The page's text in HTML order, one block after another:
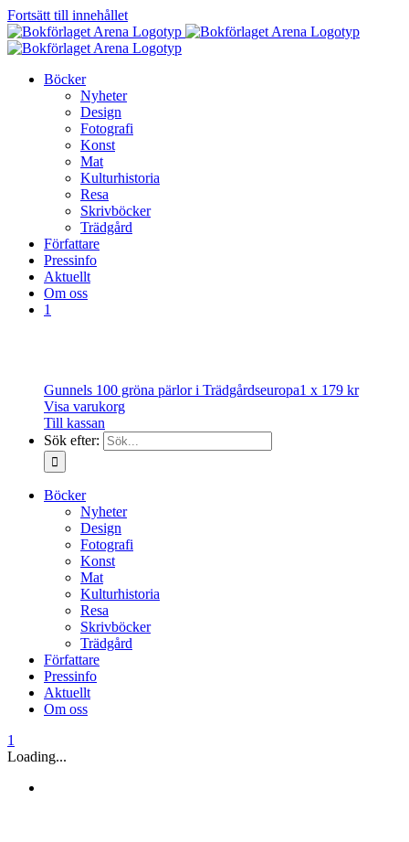
Fortsätt till innehållet
Böcker
Nyheter
Design
Fotografi
Konst
Mat
Kulturhistoria
Resa
Skrivböcker
Trädgård
Författare
Pressinfo
Aktuellt
Om oss
1
Gunnels 100 gröna pärlor i Trädgårdseuropa1 x 179 kr
Visa varukorg
Till kassan
Sök efter:
Böcker
Nyheter
Design
Fotografi
Konst
Mat
Kulturhistoria
Resa
Skrivböcker
Trädgård
Författare
Pressinfo
Aktuellt
Om oss
1
Loading...